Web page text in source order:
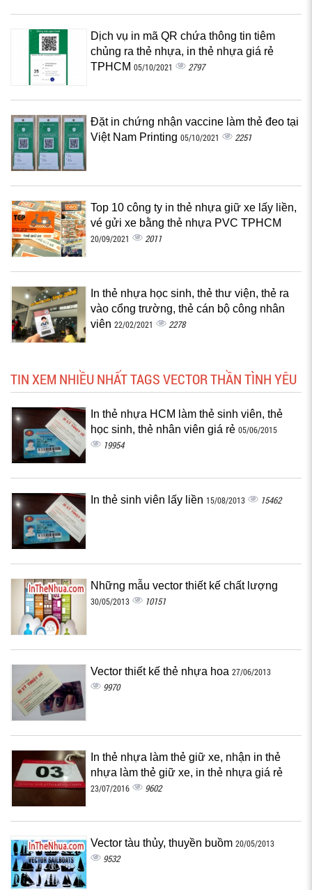
Dịch vụ in mã QR chứa thông tin tiêm
chủng ra thẻ nhựa, in thẻ nhựa giá rẻ
TPHCM 05/10/2021 2797
Đặt in chứng nhận vaccine làm thẻ đeo tại
Việt Nam Printing 05/10/2021 2251
Top 10 công ty in thẻ nhựa giữ xe lấy liền,
vé gửi xe bằng thẻ nhựa PVC TPHCM
20/09/2021 2011
In thẻ nhựa học sinh, thẻ thư viện, thẻ ra
vào cổng trường, thẻ cán bộ công nhân
viên 22/02/2021 2278
TIN XEM NHIỀU NHẤT TAGS VECTOR THẦN TÌNH YÊU
In thẻ nhựa HCM làm thẻ sinh viên, thẻ
học sinh, thẻ nhân viên giá rẻ 05/06/2015
19954
In thẻ sinh viên lấy liền 15/08/2013 15462
Những mẫu vector thiết kế chất lượng
30/05/2013 10151
Vector thiết kế thẻ nhựa hoa 27/06/2013
9970
In thẻ nhựa làm thẻ giữ xe, nhận in thẻ
nhựa làm thẻ giữ xe, in thẻ nhựa giá rẻ
23/07/2016 9602
Vector tàu thủy, thuyền buồm 20/05/2013
9532